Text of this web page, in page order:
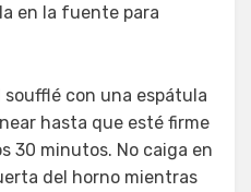
en la fuente para
con una espátula
hasta que esté firme
30 minutos. No caiga en
del horno mientras